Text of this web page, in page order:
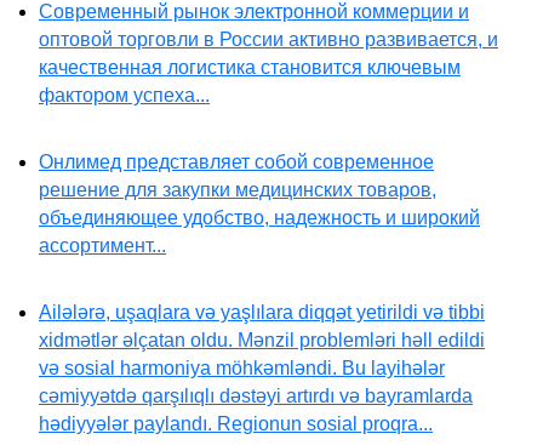
Современный рынок электронной коммерции и
оптовой торговли в России активно развивается, и
качественная логистика становится ключевым
фактором успеха...
Онлимед представляет собой современное
решение для закупки медицинских товаров,
объединяющее удобство, надежность и широкий
ассортимент...
Ailələrə, uşaqlara və yaşlılara diqqət yetirildi və tibbi
xidmətlər əlçatan oldu. Mənzil problemləri həll edildi
və sosial harmoniya möhkəmləndi. Bu layihələr
cəmiyyətdə qarşılıqlı dəstəyi artırdı və bayramlarda
hədiyyələr paylandı. Regionun sosial proqra...